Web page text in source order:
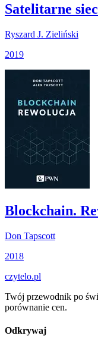
Satelitarne
Ryszard J. Zieliński
2019
Blockchain.
Don Tapscott
2018
czytelo.pl
Twój przewodnik po
porównanie cen.
Odkrywaj